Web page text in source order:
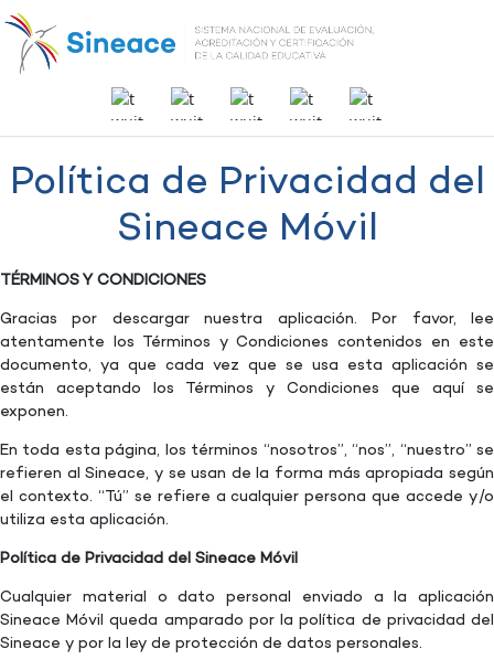
Política de Privacidad del
Sineace Móvil
TÉRMINOS Y CONDICIONES
Gracias por descargar nuestra aplicación. Por favor, lee
atentamente los Términos y Condiciones contenidos en este
documento, ya que cada vez que se usa esta aplicación se
están aceptando los Términos y Condiciones que aquí se
exponen.
En toda esta página, los términos “nosotros”, “nos”, “nuestro” se
refieren al Sineace, y se usan de la forma más apropiada según
el contexto. “Tú” se refiere a cualquier persona que accede y/o
utiliza esta aplicación.
Política de Privacidad del Sineace Móvil
Cualquier material o dato personal enviado a la aplicación
Sineace Móvil queda amparado por la política de privacidad del
Sineace y por la ley de protección de datos personales.